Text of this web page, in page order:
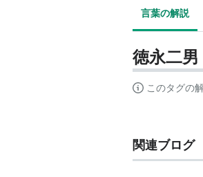
言葉の解説
徳永二男
このタグの
関連ブログ